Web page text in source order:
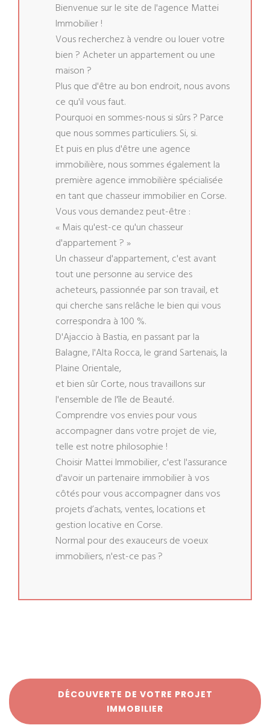
Bienvenue sur le site de l'agence Mattei
Immobilier !
Vous recherchez à vendre ou louer votre
bien ? Acheter un appartement ou une
maison ?
Plus que d'être au bon endroit, nous avons
ce qu'il vous faut.
Pourquoi en sommes-nous si sûrs ? Parce
que nous sommes particuliers. Si, si.
Et puis en plus d'être une agence
immobilière, nous sommes également la
première agence immobilière spécialisée
en tant que chasseur immobilier en Corse.
Vous vous demandez peut-être :
« Mais qu'est-ce qu'un chasseur
d'appartement ? »
Un chasseur d'appartement, c'est avant
tout une personne au service des
acheteurs, passionnée par son travail, et
qui cherche sans relâche le bien qui vous
correspondra à 100 %.
D'Ajaccio à Bastia, en passant par la
Balagne, l'Alta Rocca, le grand Sartenais, la
Plaine Orientale,
et bien sûr Corte, nous travaillons sur
l'ensemble de l'île de Beauté.
Comprendre vos envies pour vous
accompagner dans votre projet de vie,
telle est notre philosophie !
Choisir Mattei Immobilier, c'est l'assurance
d'avoir un partenaire immobilier à vos
côtés pour vous accompagner dans vos
projets d’achats, ventes, locations et
gestion locative en Corse.
Normal pour des exauceurs de voeux
immobiliers, n'est-ce pas ?
DÉCOUVERTE DE VOTRE PROJET
IMMOBILIER